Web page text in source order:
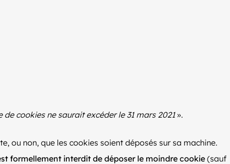
cookies ne saurait excéder le 31 mars 2021».
ou non, que les cookies soient déposés sur sa machine.
formellement interdit de déposer le moindre cookie (sauf